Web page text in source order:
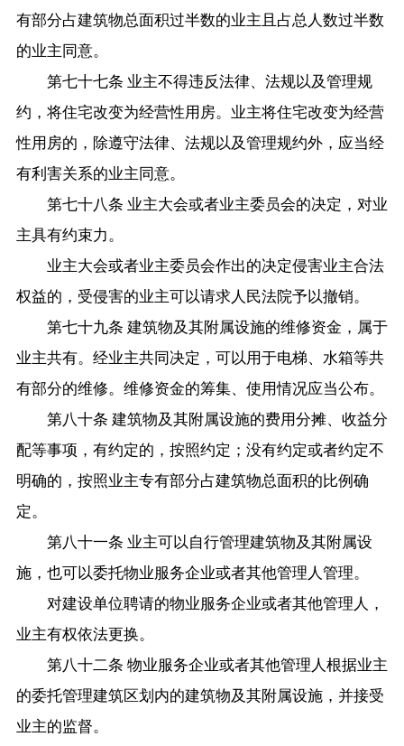
有部分占建筑物总面积过半数的业主且占总人数过半数
的业主同意。
第七十七条 业主不得违反法律、法规以及管理规
约，将住宅改变为经营性用房。业主将住宅改变为经营
性用房的，除遵守法律、法规以及管理规约外，应当经
有利害关系的业主同意。
第七十八条 业主大会或者业主委员会的决定，对业
主具有约束力。
业主大会或者业主委员会作出的决定侵害业主合法
权益的，受侵害的业主可以请求人民法院予以撤销。
第七十九条 建筑物及其附属设施的维修资金，属于
业主共有。经业主共同决定，可以用于电梯、水箱等共
有部分的维修。维修资金的筹集、使用情况应当公布。
第八十条 建筑物及其附属设施的费用分摊、收益分
配等事项，有约定的，按照约定；没有约定或者约定不
明确的，按照业主专有部分占建筑物总面积的比例确
定。
第八十一条 业主可以自行管理建筑物及其附属设
施，也可以委托物业服务企业或者其他管理人管理。
对建设单位聘请的物业服务企业或者其他管理人，
业主有权依法更换。
第八十二条 物业服务企业或者其他管理人根据业主
的委托管理建筑区划内的建筑物及其附属设施，并接受
业主的监督。